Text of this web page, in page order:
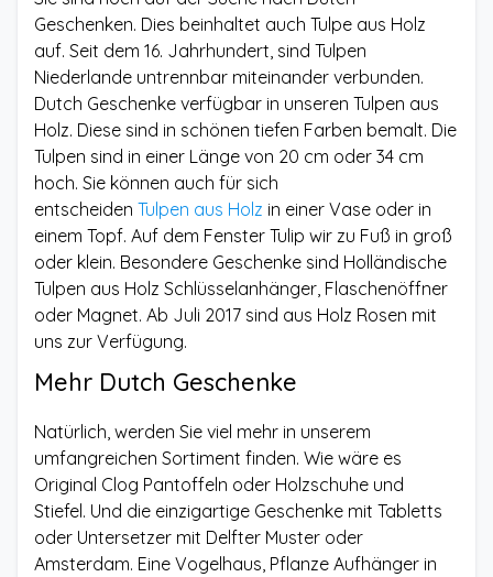
Geschenken. Dies beinhaltet auch Tulpe aus Holz
auf. Seit dem 16. Jahrhundert, sind Tulpen
Niederlande untrennbar miteinander verbunden.
Dutch Geschenke verfügbar in unseren Tulpen aus
Holz. Diese sind in schönen tiefen Farben bemalt. Die
Tulpen sind in einer Länge von 20 cm oder 34 cm
hoch. Sie können auch für sich
entscheiden Tulpen aus Holz in einer Vase oder in
einem Topf. Auf dem Fenster Tulip wir zu Fuß in groß
oder klein. Besondere Geschenke sind Holländische
Tulpen aus Holz Schlüsselanhänger, Flaschenöffner
oder Magnet. Ab Juli 2017 sind aus Holz Rosen mit
uns zur Verfügung.
Mehr Dutch Geschenke
Natürlich, werden Sie viel mehr in unserem
umfangreichen Sortiment finden. Wie wäre es
Original Clog Pantoffeln oder Holzschuhe und
Stiefel. Und die einzigartige Geschenke mit Tabletts
oder Untersetzer mit Delfter Muster oder
Amsterdam. Eine Vogelhaus, Pflanze Aufhänger in